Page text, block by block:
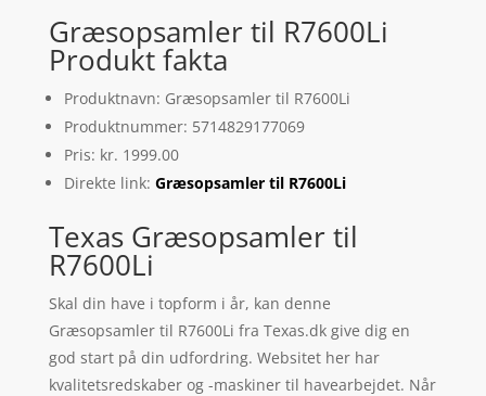
Græsopsamler til R7600Li
Produkt fakta
Produktnavn: Græsopsamler til R7600Li
Produktnummer: 5714829177069
Pris: kr. 1999.00
Direkte link: Græsopsamler til R7600Li
Texas Græsopsamler til
R7600Li
Skal din have i topform i år, kan denne
Græsopsamler til R7600Li fra Texas.dk give dig en
god start på din udfordring. Websitet her har
kvalitetsredskaber og -maskiner til havearbejdet. Når